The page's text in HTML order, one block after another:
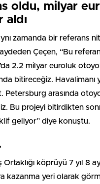
oldu, milyar
aldı
zamanda bir referans
Çeçen, “Bu
2.2 milyar euroluk
bitireceğiz. Havalimanı
Petersburg arasında
Bu projeyi bitirdikten
geliyor” diye konuştu.
Ortaklığı köprüyü 7 yıl 8
kazanma yeri olarak